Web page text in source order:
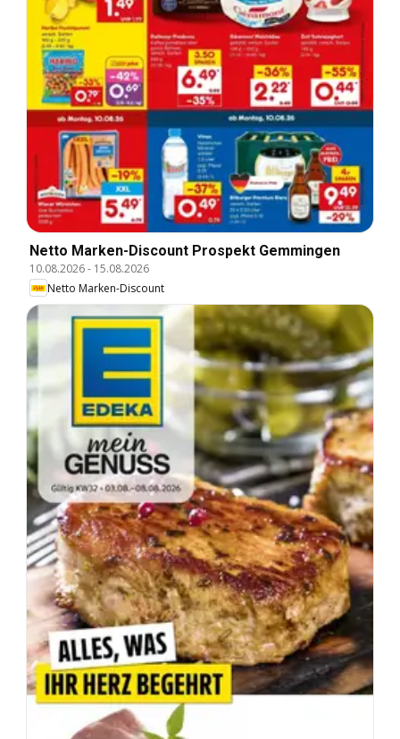
Netto Marken-Discount Prospekt Gemmingen
10.08.2026- 15.08.2026
Netto Marken-Discount